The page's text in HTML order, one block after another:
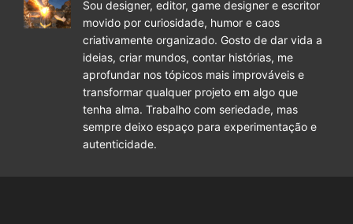
Sou designer, editor, game designer e escritor
movido por curiosidade, humor e caos
criativamente organizado. Gosto de dar vida a
ideias, criar mundos, contar histórias, me
aprofundar nos tópicos mais improváveis e
transformar qualquer projeto em algo que
tenha alma. Trabalho com seriedade, mas
sempre deixo espaço para experimentação e
autenticidade.